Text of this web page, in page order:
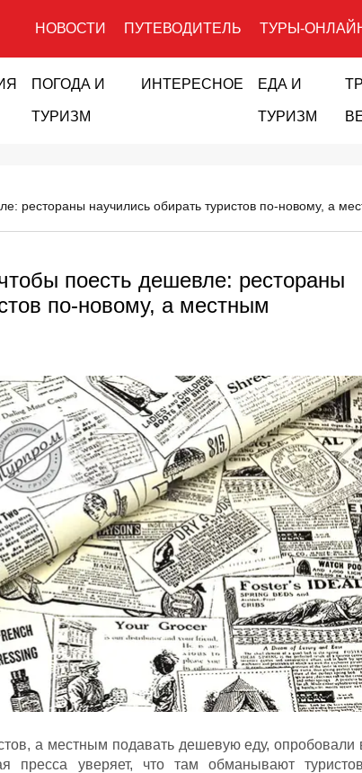
НОВОСТИ ПУТЕВОДИТЕЛЬ ТУРЫ-
ПОГОДА И
ТУРИЗМ
ИНТЕРЕСНОЕ ЕДА И
ТУРИЗМ
рестораны научились обирать туристов по-новому, а
поесть дешевле: рестораны
по-новому, а местным
а местным подавать дешевую еду, опробовали
пресса уверяет, что там обманывают